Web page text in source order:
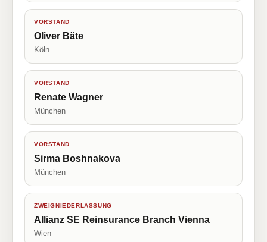
VORSTAND
Oliver Bäte
Köln
VORSTAND
Renate Wagner
München
VORSTAND
Sirma Boshnakova
München
ZWEIGNIEDERLASSUNG
Allianz SE Reinsurance Branch Vienna
Wien